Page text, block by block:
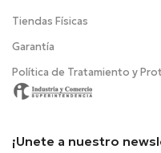
Tiendas Físicas
Garantía
Política de Tratamiento y
¡Unete a nuestro